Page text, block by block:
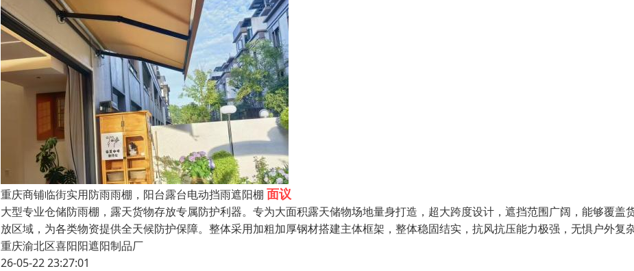
重庆商铺临街实用防雨雨棚，阳台露台电动挡雨遮阳棚 面议
大型专业仓储防雨棚，露天货物存放专属防护利器。专为大面积露天储物场地量身打造，超大跨度设计，遮挡范围广阔，能够覆盖
放区域，为各类物资提供全天候防护保障。整体采用加粗加厚钢材搭建主体框架，整体稳固结实，抗风抗压能力极强，无惧户外复
重庆渝北区喜阳阳遮阳制品厂
26-05-22 23:27:01